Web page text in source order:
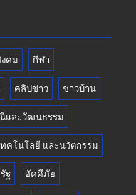
คม กีฬา
คลิปข่าว ชาวบ้าน
และวัฒนธรรม
คโนโลยี และนวัตกรรม
ฐ อัคคีภัย